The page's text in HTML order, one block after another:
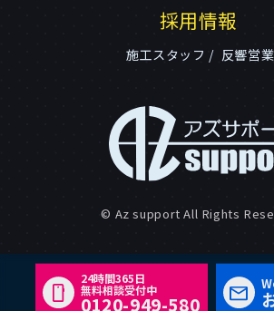
採用情報
施工スタッフ 反響営業
© Az support All Rights
24時間365日
無料相談受付中
0120-949-580